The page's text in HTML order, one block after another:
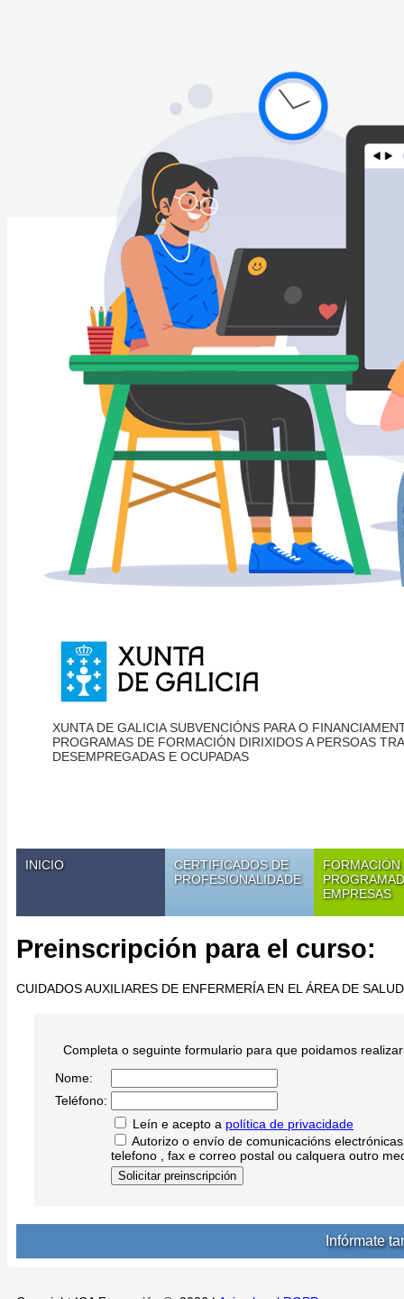
XUNTA DE GALICIA SUBVENCIÓNS PARA O
PROGRAMAS DE FORMACIÓN DIRIXIDOS A PERSOAS
DESEMPREGADAS E OCUPADAS
INICIO
CERTIFICADOS DE
PROFESIONALIDADE
FORMACIÓN
EMPRESAS
Preinscripción para el curso:
CUIDADOS AUXILIARES DE ENFERMERÍA EN EL ÁREA DE
Completa o seguinte formulario para que poidamos
Nome:
Teléfono:
Leín e acepto a política de privacidade
Autorizo o envío de comunicacións
telefono , fax e correo postal ou calquera outro
Infórmate